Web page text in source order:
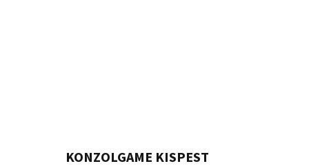
KONZOLGAME KISPEST